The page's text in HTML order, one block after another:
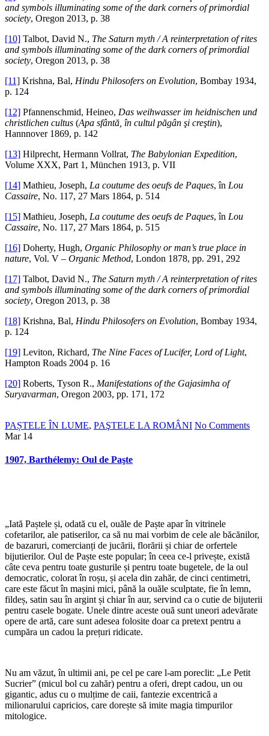
and symbols illuminating some of the dark corners of primordial
society, Oregon 2013, p. 38
[10] Talbot, David N., The Saturn myth / A reinterpretation of rites
and symbols illuminating some of the dark corners of primordial
society, Oregon 2013, p. 38
[11] Krishna, Bal, Hindu Philosofers on Evolution, Bombay 1934,
p. 124
[12] Pfannenschmid, Heineo, Das weihwasser im heidnischen und
christlichen cultus (Apa sfântă, în cultul păgân şi creştin),
Hannnover 1869, p. 142
[13] Hilprecht, Hermann Vollrat, The Babylonian Expedition,
Volume XXX, Part 1, München 1913, p. VII
[14] Mathieu, Joseph, La coutume des oeufs de Paques, în Lou
Cassaire, No. 117, 27 Mars 1864, p. 514
[15] Mathieu, Joseph, La coutume des oeufs de Paques, în Lou
Cassaire, No. 117, 27 Mars 1864, p. 515
[16] Doherty, Hugh, Organic Philosophy or man’s true place in
nature, Vol. V – Organic Method, London 1878, pp. 291, 292
[17] Talbot, David N., The Saturn myth / A reinterpretation of rites
and symbols illuminating some of the dark corners of primordial
society, Oregon 2013, p. 38
[18] Krishna, Bal, Hindu Philosofers on Evolution, Bombay 1934,
p. 124
[19] Leviton, Richard, The Nine Faces of Lucifer, Lord of Light,
Hampton Roads 2004 p. 16
[20] Roberts, Tyson R., Manifestations of the Gajasimha of
Suryavarman, Oregon 2003, pp. 171, 172
PAȘTELE ÎN LUME, PAŞTELE LA ROMÂNI No Comments
Mar 14
1907, Barthélemy: Oul de Paşte
„Iată Paștele și, odată cu el, ouăle de Paște apar în vitrinele
cofetarilor, ale patiserilor, ca să nu mai vorbim de cele ale băcănilor,
de bazaruri, comercianți de jucării, florării și chiar de orfertele
bijutierilor. Oul de Paște este popular; în ceea ce-l privește, există
câte ceva pentru toate gusturile și pentru toate bugetele, de la oul
democratic, colorat în roșu, și acela din zahăr, de cinci centimetri,
care este făcut în mașini mici, până la ouăle sculptate, fie în lemn,
fildeș, satin sau în argint și chiar în aur, servind ca o cutie de bijuterii
pentru casele bogate. Unele dintre aceste ouă sunt uneori adevărate
opere de artă, care sunt adesea folosite doar ca pretext pentru a
cumpăra un cadou la prețuri ridicate.
Nu am văzut, în ultimii ani, pe cel pe care l-am poreclit: „Le Petit
Sucrier” (micul bol cu zahăr) pentru a oferi, drept cadou, un ou
gigantic, adus cu o mulțime de caii, fantezie excentrică a
milionarului capricios, care dorește să imite magia timpurilor
mitologice.